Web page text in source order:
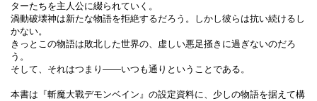
ターたちを主人公に綴られていく。
渦動破壊神は新たな物語を拒絶するだろう。しかし彼らは抗い続けるし
かない。
きっとこの物語は敗北した世界の、虚しい悪足掻きに過ぎないのだろ
う。
そして、それはつまり――いつも通りということである。
本書は『斬魔大戰デモンベイン』の設定資料に、少しの物語を据えて構